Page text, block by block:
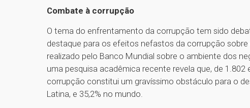
Combate à corrupção
O tema do enfrentamento da corrupção tem sido
destaque para os efeitos nefastos da corrupção
realizado pelo Banco Mundial sobre o ambiente dos
uma pesquisa acadêmica recente revela que, de
corrupção constitui um gravíssimo obstáculo para o
Latina, e 35,2% no mundo.